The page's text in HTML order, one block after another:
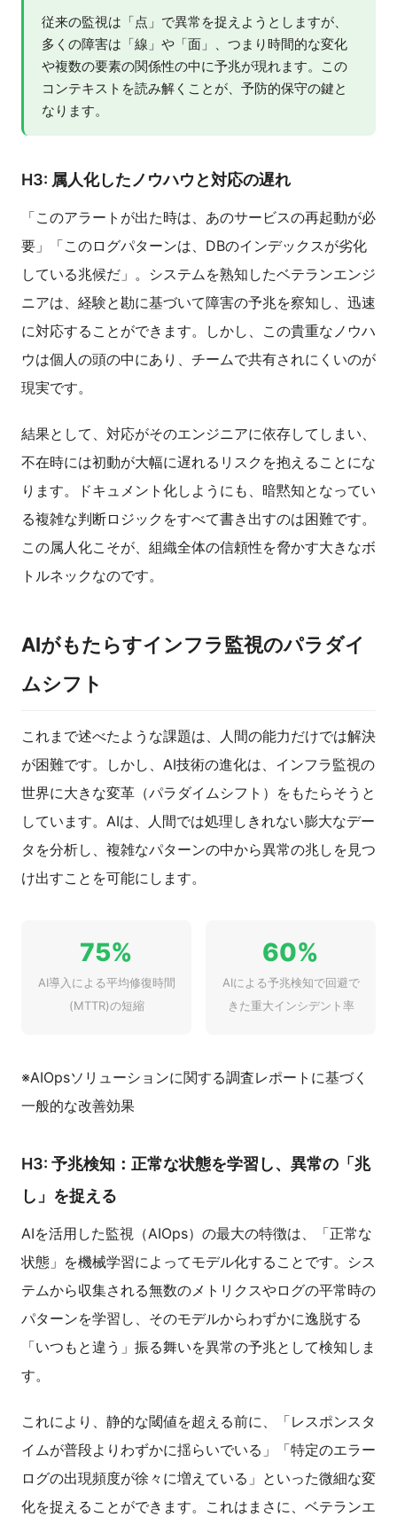
従来の監視は「点」で異常を捉えようとしますが、
多くの障害は「線」や「面」、つまり時間的な変化
や複数の要素の関係性の中に予兆が現れます。この
コンテキストを読み解くことが、予防的保守の鍵と
なります。
H3: 属人化したノウハウと対応の遅れ
「このアラートが出た時は、あのサービスの再起動が必
要」「このログパターンは、DBのインデックスが劣化
している兆候だ」。システムを熟知したベテランエンジ
ニアは、経験と勘に基づいて障害の予兆を察知し、迅速
に対応することができます。しかし、この貴重なノウハ
ウは個人の頭の中にあり、チームで共有されにくいのが
現実です。
結果として、対応がそのエンジニアに依存してしまい、
不在時には初動が大幅に遅れるリスクを抱えることにな
ります。ドキュメント化しようにも、暗黙知となってい
る複雑な判断ロジックをすべて書き出すのは困難です。
この属人化こそが、組織全体の信頼性を脅かす大きなボ
トルネックなのです。
AIがもたらすインフラ監視のパラダイ
ムシフト
これまで述べたような課題は、人間の能力だけでは解決
が困難です。しかし、AI技術の進化は、インフラ監視の
世界に大きな変革（パラダイムシフト）をもたらそうと
しています。AIは、人間では処理しきれない膨大なデー
タを分析し、複雑なパターンの中から異常の兆しを見つ
け出すことを可能にします。
75%
AI導入による平均修復時間
(MTTR)の短縮
60%
AIによる予兆検知で回避で
きた重大インシデント率
※AIOpsソリューションに関する調査レポートに基づく
一般的な改善効果
H3: 予兆検知：正常な状態を学習し、異常の「兆
し」を捉える
AIを活用した監視（AIOps）の最大の特徴は、「正常な
状態」を機械学習によってモデル化することです。シス
テムから収集される無数のメトリクスやログの平常時の
パターンを学習し、そのモデルからわずかに逸脱する
「いつもと違う」振る舞いを異常の予兆として検知しま
す。
これにより、静的な閾値を超える前に、「レスポンスタ
イムが普段よりわずかに揺らいでいる」「特定のエラー
ログの出現頻度が徐々に増えている」といった微細な変
化を捉えることができます。これはまさに、ベテランエ